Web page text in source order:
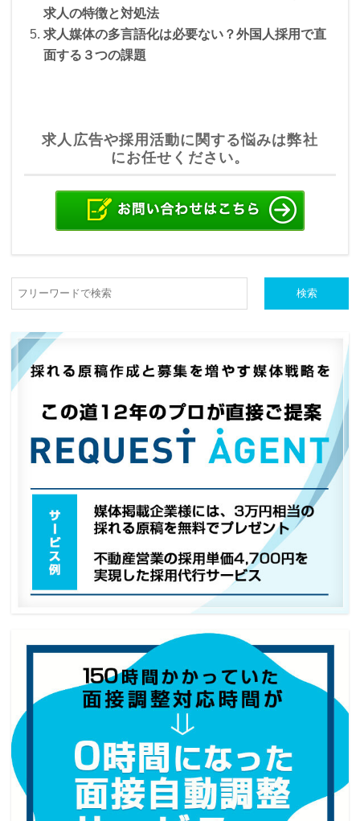
求人の特徴と対処法
求人媒体の多言語化は必要ない？外国人採用で直
面する３つの課題
求人広告や採用活動に関する悩みは弊社
にお任せください。